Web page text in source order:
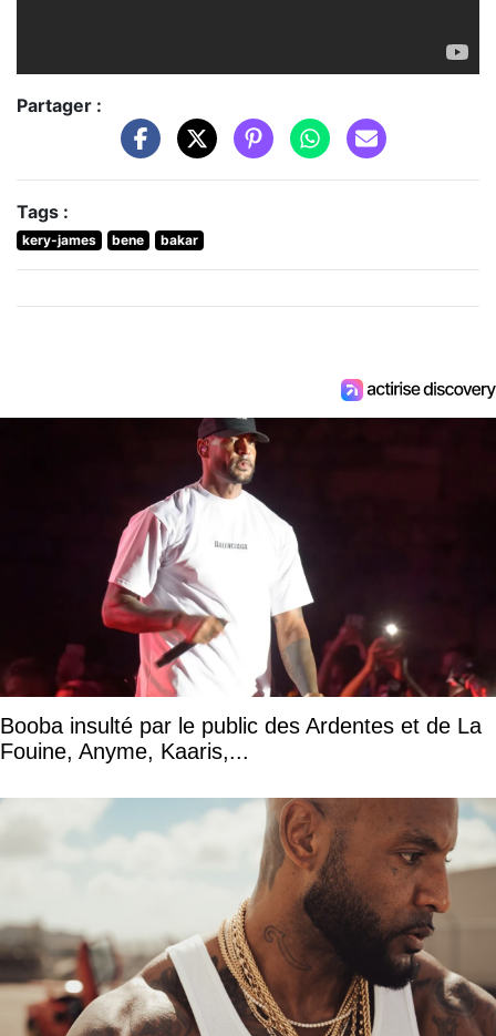
Partager :
Tags :
kery-james bene bakar
Booba insulté par le public des Ardentes et de La
Fouine, Anyme, Kaaris,...